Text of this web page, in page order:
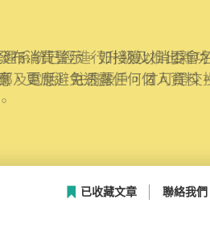
系統已經進行升級及推出新
及電話）註冊帳戶，才可提交
已收藏文章 聯絡我們